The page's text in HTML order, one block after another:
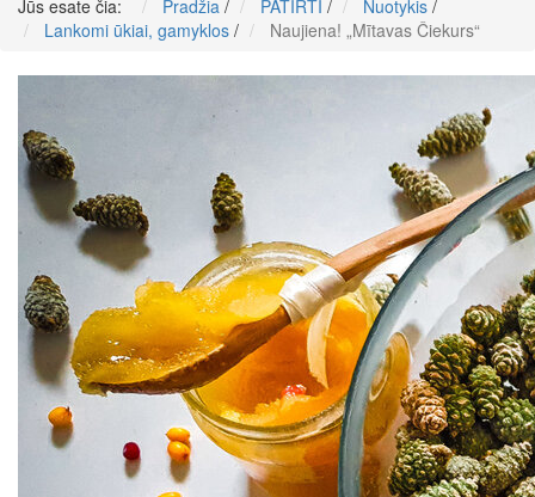
Jūs esate čia:
Pradžia / PATIRTI / Nuotykis /
Lankomi ūkiai, gamyklos / Naujiena! „Mītavas Čiekurs“